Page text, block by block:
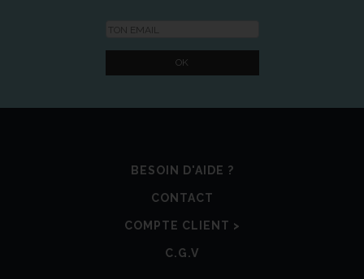
BESOIN D'AIDE ?
CONTACT
COMPTE CLIENT >
C.G.V